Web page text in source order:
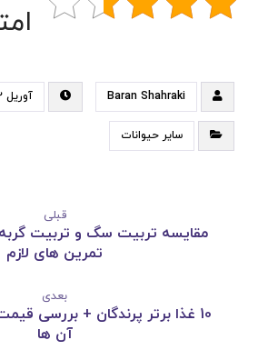
Baran Shahraki آوریل ۲, ۲۰۲۲
سایر حیوانات
قبلی
مقایسه تربیت سگ و تربیت
تمرین های لازم
بعدی
10 غذا برتر پرندگان + بررسی
آن ها